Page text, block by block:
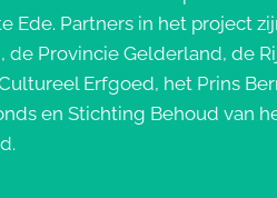
Ede. Partners in het project
de Provincie Gelderland, de
Erfgoed, het Prins
en Stichting Behoud van